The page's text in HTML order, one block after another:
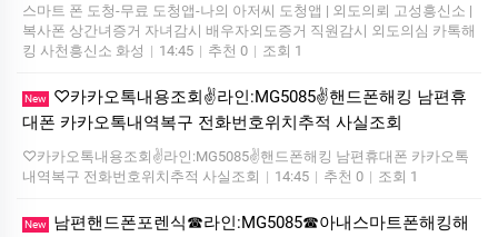
스마트 폰 도청-무료 도청앱-나의 아저씨 도청앱 | 외도의뢰 고성흥신소 |
복사폰 상간녀증거 자녀감시 배우자외도증거 직원감시 외도의심 카톡해
킹 사천흥신소 화성 | 14:45 | 추천 0 | 조회 1
New
♡카카오톡내용조회✌️라인:MG5085✌️핸드폰해킹 남편휴
대폰 카카오톡내역복구 전화번호위치추적 사실조회
♡카카오톡내용조회✌️라인:MG5085✌️핸드폰해킹 남편휴대폰 카카오톡
내역복구 전화번호위치추적 사실조회 | 14:45 | 추천 0 | 조회 1
New 남편핸드폰포렌식☎라인:MG5085☎아내스마트폰해킹해